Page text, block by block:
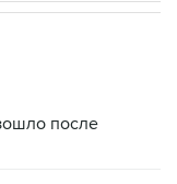
после